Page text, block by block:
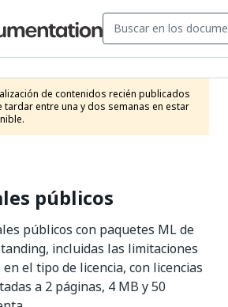
de contenidos recién publicados
tardar entre una y dos semanas en estar
públicos
públicos con paquetes ML de
incluidas las limitaciones
el tipo de licencia, con licencias
a 2 páginas, 4 MB y 50